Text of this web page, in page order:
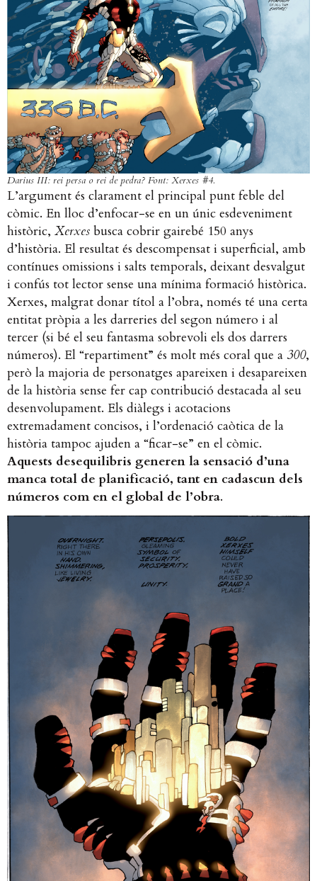
Darius III: rei persa o rei de pedra? Font: Xerxes #4.
L’argument és clarament el principal punt feble del
còmic. En lloc d’enfocar-se en un únic esdeveniment
històric, Xerxes busca cobrir gairebé 150 anys
d’història. El resultat és descompensat i superficial, amb
contínues omissions i salts temporals, deixant desvalgut
i confús tot lector sense una mínima formació històrica.
Xerxes, malgrat donar títol a l’obra, només té una certa
entitat pròpia a les darreries del segon número i al
tercer (si bé el seu fantasma sobrevoli els dos darrers
números). El “repartiment” és molt més coral que a 300,
però la majoria de personatges apareixen i desapareixen
de la història sense fer cap contribució destacada al seu
desenvolupament. Els diàlegs i acotacions
extremadament concisos, i l’ordenació caòtica de la
història tampoc ajuden a “ficar-se” en el còmic.
Aquests desequilibris generen la sensació d’una
manca total de planificació, tant en cadascun dels
números com en el global de l’obra.